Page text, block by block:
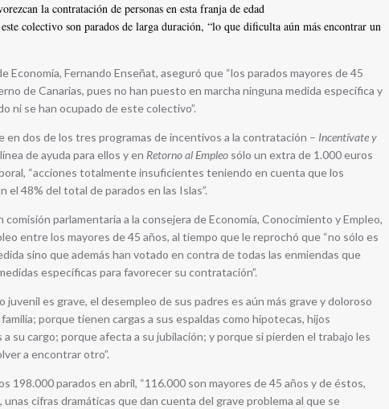
la contratación de personas en esta franja de edad
colectivo son parados de larga duración, “lo que dificulta aún más encontrar un
Economía, Fernando Enseñat, aseguró que “los parados mayores de 45
de Canarias, pues no han puesto en marcha ninguna medida específica y
ni se han ocupado de este colectivo”.
en dos de los tres programas de incentivos a la contratación – Incentívate y
de ayuda para ellos y en Retorno al Empleo sólo un extra de 1.000 euros
“acciones totalmente insuficientes teniendo en cuenta que los
el 48% del total de parados en las Islas”.
parlamentaria a la consejera de Economía, Conocimiento y Empleo,
entre los mayores de 45 años, al tiempo que le reprochó que “no sólo es
sino que además han votado en contra de todas las enmiendas que
específicas para favorecer su contratación”.
juvenil es grave, el desempleo de sus padres es aún más grave y doloroso
porque tienen cargas a sus espaldas como hipotecas, hijos
su cargo; porque afecta a su jubilación; y porque si pierden el trabajo les
a encontrar otro”.
198.000 parados en abril, “116.000 son mayores de 45 años y de éstos,
cifras dramáticas que dan cuenta del grave problema al que se